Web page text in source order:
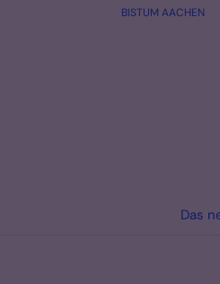
BISTUM AACHEN
Das